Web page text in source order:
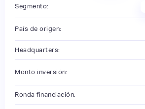
Segmento:
País de origen:
Headquarters:
Monto inversión:
Ronda financiación: